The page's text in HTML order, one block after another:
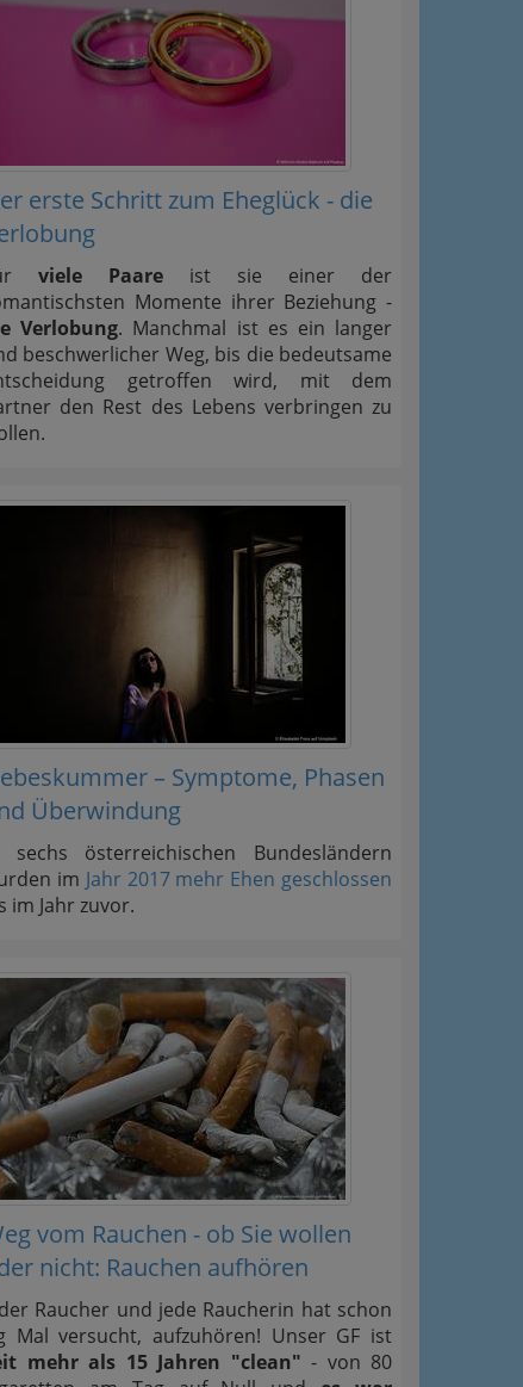
erste Schritt zum Eheglück - die
viele Paare ist sie einer der
Momente ihrer Beziehung -
Verlobung. Manchmal ist es ein langer
beschwerlicher Weg, bis die bedeutsame
getroffen wird, mit dem
den Rest des Lebens verbringen zu
– Symptome, Phasen
Überwindung
sechs österreichischen Bundesländern
im Jahr 2017 mehr Ehen geschlossen
im Jahr zuvor.
vom Rauchen - ob Sie wollen
nicht: Rauchen aufhören
Raucher und jede Raucherin hat schon
Mal versucht, aufzuhören! Unser GF ist
mehr als 15 Jahren "clean" - von 80